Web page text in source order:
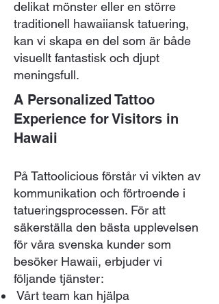
delikat mönster eller en större
traditionell hawaiiansk tatuering,
kan vi skapa en del som är både
visuellt fantastisk och djupt
meningsfull.​
A Personalized Tattoo
Experience for Visitors in
Hawaii
På Tattoolicious förstår vi vikten av
kommunikation och förtroende i
tatueringsprocessen. För att
säkerställa den bästa upplevelsen
för våra svenska kunder som
besöker Hawaii, erbjuder vi
följande tjänster:
Vårt team kan hjälpa